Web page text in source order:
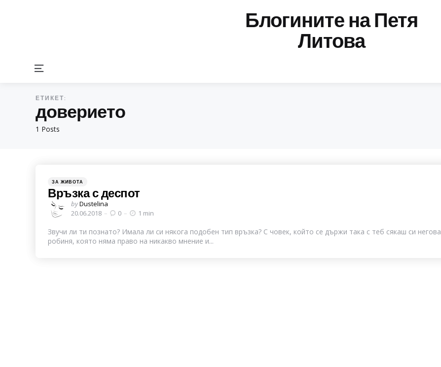
Блогините на Петя
Литова
Menu
1 Posts
ЕТИКЕТ:
доверието
Categories
Posted
ЗА ЖИВОТА
Връзка с деспот
Posted
by
byDustelina
20.06.2018
0 1 min
Звучи ли ти познато? Имала ли си някога подобен тип връзка? С човек, който се държи така с теб сякаш си негова
робиня, която няма право на никакво мнение и...